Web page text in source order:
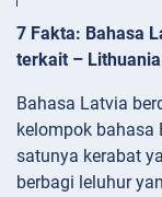
7 Fakta: Bahasa
terkait – Lithuania
Bahasa Latvia
kelompok bahasa
satunya kerabat
berbagi leluhur